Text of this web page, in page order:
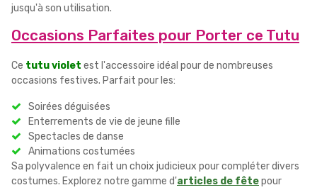
jusqu'à son utilisation.
Occasions Parfaites pour Porter ce Tutu
Ce tutu violet est l'accessoire idéal pour de nombreuses
occasions festives. Parfait pour les:
Soirées déguisées
Enterrements de vie de jeune fille
Spectacles de danse
Animations costumées
Sa polyvalence en fait un choix judicieux pour compléter divers
costumes. Explorez notre gamme d'articles de fêtepour